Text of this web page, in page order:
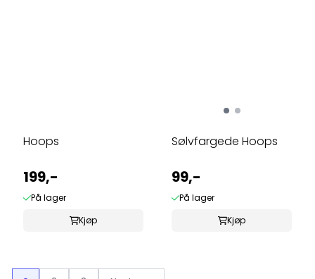
Hoops
199,-
På lager
Kjøp
Sølvfargede Hoops
99,-
På lager
Kjøp